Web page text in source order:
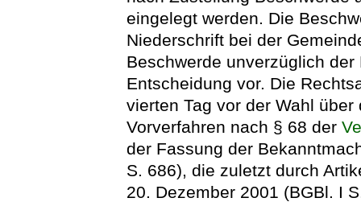
eingelegt werden. Die
Niederschrift bei der
Beschwerde unverzüglich
Entscheidung vor. Die
vierten Tag vor der Wahl
Vorverfahren nach § 68 der
der Fassung der
S. 686), die zuletzt durch
20. Dezember 2001 (BGBl. I